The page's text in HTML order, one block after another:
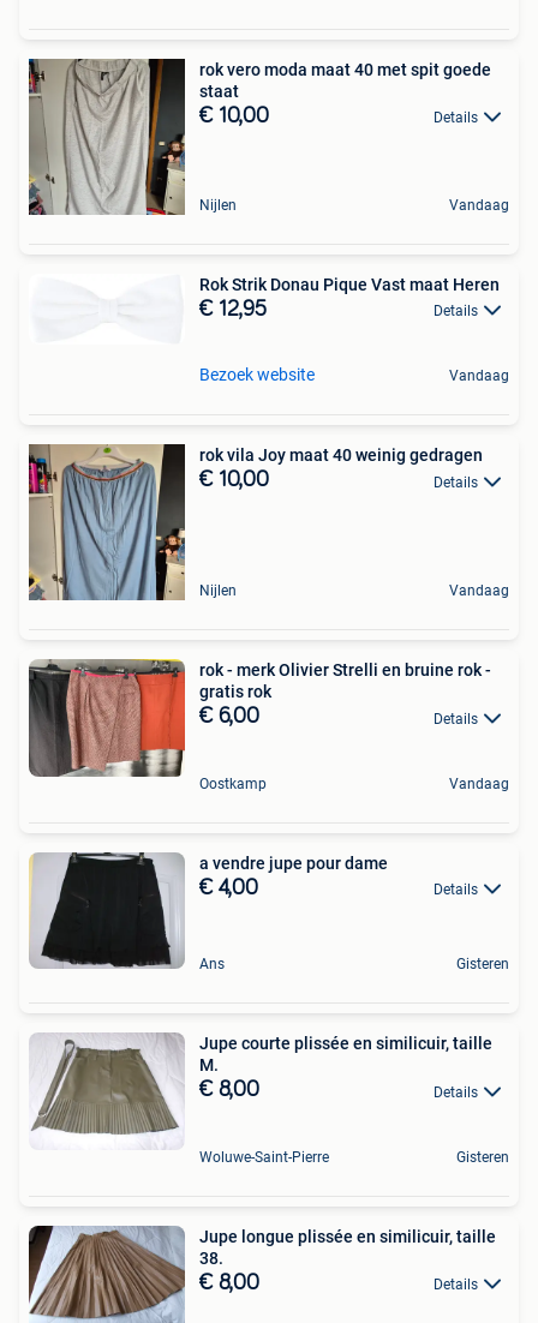
rok vero moda maat 40 met spit goede
staat
€ 10,00 Details
Nijlen Vandaag
Rok Strik Donau Pique Vast maat Heren
€ 12,95 Details
Bezoek website Vandaag
rok vila Joy maat 40 weinig gedragen
€ 10,00 Details
Nijlen Vandaag
rok - merk Olivier Strelli en bruine rok -
gratis rok
€ 6,00 Details
Oostkamp Vandaag
a vendre jupe pour dame
€ 4,00 Details
Ans Gisteren
Jupe courte plissée en similicuir, taille
M.
€ 8,00 Details
Woluwe-Saint-Pierre Gisteren
Jupe longue plissée en similicuir, taille
38.
€ 8,00 Details